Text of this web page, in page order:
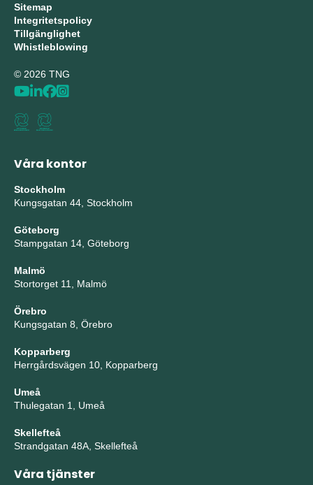
Sitemap
Integritetspolicy
Tillgänglighet
Whistleblowing
© 2026 TNG
Våra kontor
Stockholm
Kungsgatan 44, Stockholm
Göteborg
Stampgatan 14, Göteborg
Malmö
Stortorget 11, Malmö
Örebro
Kungsgatan 8, Örebro
Kopparberg
Herrgårdsvägen 10, Kopparberg
Umeå
Thulegatan 1, Umeå
Skellefteå
Strandgatan 48A, Skellefteå
Våra tjänster